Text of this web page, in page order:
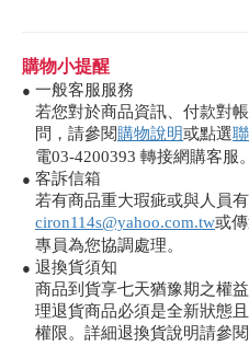
購物小提醒
● 一般客服服務
若您對於商品資訊、付款對
問，請參閱購物說明或點選
電03-4200393 轉接網購客服。
● 客訴信箱
若有商品重大瑕疵或與人員
ciron114s@yahoo.com.tw或
專員為您協調處理。
● 退換貨須知
商品到貨享七天猶豫期之權益
理退貨商品必須是全新狀態
權限。詳細退換貨說明請參閱